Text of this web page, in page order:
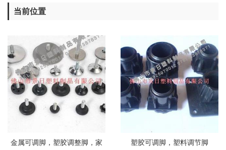
当前位置
金属可调脚，塑胶调整脚，家 塑胶可调脚，塑料调节脚